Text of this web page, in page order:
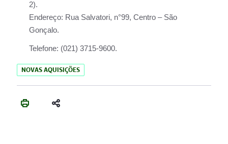
2).
Endereço: Rua Salvatori, n°99, Centro – São
Gonçalo.
Telefone: (021) 3715-9600.
NOVAS AQUISIÇÕES